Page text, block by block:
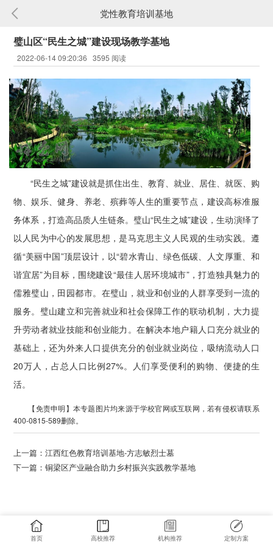
党性教育培训基地
璧山区“民生之城”建设现场教学基地
2022-06-14 09:20:36 3595 阅读
“民生之城”建设就是抓住出生、教育、就业、居住、就医、购
物、娱乐、健身、养老、殡葬等人生的重要节点，建设高标准服
务体系，打造高品质人生链条。璧山“民生之城”建设，生动演绎了
以人民为中心的发展思想，是马克思主义人民观的生动实践。遵
循“美丽中国”顶层设计，以“碧水青山、绿色低碳、人文厚重、和
谐宜居”为目标，围绕建设“最佳人居环境城市”，打造独具魅力的
儒雅璧山，田园都市。在璧山，就业和创业的人群享受到一流的
服务。璧山建立和完善就业和社会保障工作的联动机制，大力提
升劳动者就业技能和创业能力。在解决本地户籍人口充分就业的
基础上，还为外来人口提供充分的创业就业岗位，吸纳流动人口
20万人，占总人口比例27%。人们享受便利的购物、便捷的生
活。
【免责申明】本专题图片均来源于学校官网或互联网，若有侵权请联系
400-0815-589删除。
上一篇：江西红色教育培训基地-方志敏烈士墓
下一篇：铜梁区产业融合助力乡村振兴实践教学基地
首页 高校推荐 机构推荐 定制方案